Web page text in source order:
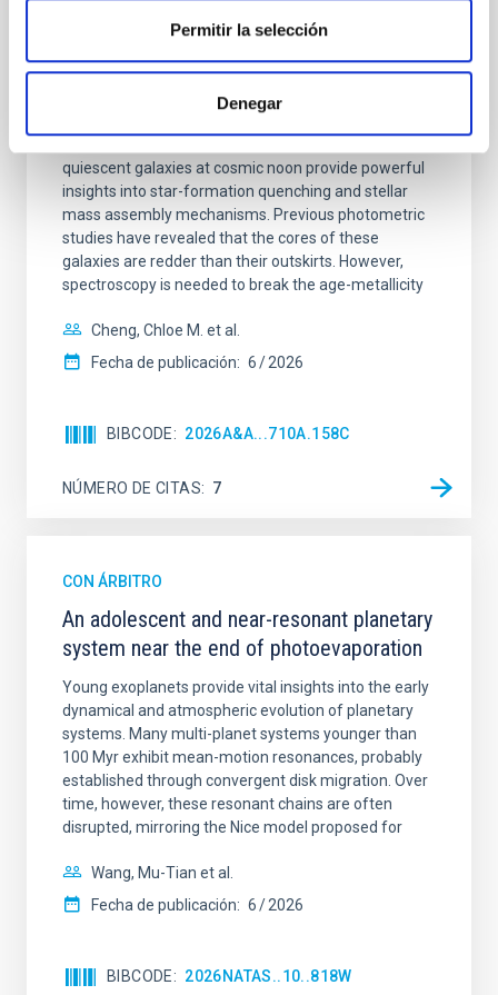
Permitir la selección
Denegar
Clues to inside-out quenching in quiescent
Mg-abundance gradients from JWST-
quiescent galaxies at cosmic noon provide powerful
insights into star-formation quenching and stellar
mass assembly mechanisms. Previous photometric
studies have revealed that the cores of these
galaxies are redder than their outskirts. However,
spectroscopy is needed to break the age-metallicity
Cheng, Chloe M. et al.
Fecha de publicación: 6 2026
BIBCODE 2026A&A...710A.158C
NÚMERO DE CITAS 7
CON ÁRBITRO
An adolescent and near-resonant planetary
system near the end of photoevaporation
Young exoplanets provide vital insights into the early
dynamical and atmospheric evolution of planetary
systems. Many multi-planet systems younger than
100 Myr exhibit mean-motion resonances, probably
established through convergent disk migration. Over
time, however, these resonant chains are often
disrupted, mirroring the Nice model proposed for
Wang, Mu-Tian et al.
Fecha de publicación: 6 2026
BIBCODE 2026NATAS..10..818W